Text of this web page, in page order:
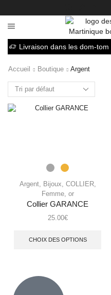
Accueil Boutique Argent
Argent, Bijoux, COLLIER,
Femme, or
Collier GARANCE
25.00€
CHOIX DES OPTIONS